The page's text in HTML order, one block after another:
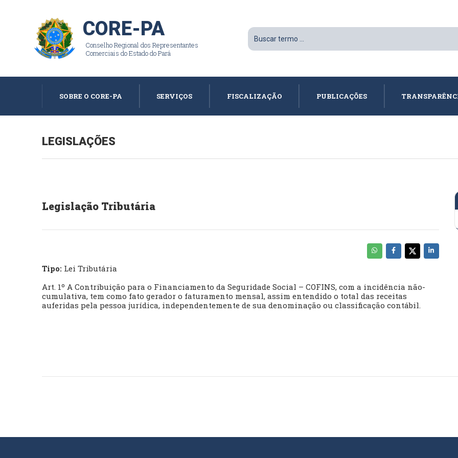
CORE-PA
Conselho Regional dos Representantes
Comerciais do Estado do Pará
SOBRE O CORE-PA SERVIÇOS FISCALIZAÇÃO PUBLICAÇÕES
LEGISLAÇÕES
Legislação Tributária
Tipo: Lei Tributária
Art. 1º A Contribuição para o Financiamento da Seguridade Social – COFINS, com a incidência não-
cumulativa, tem como fato gerador o faturamento mensal, assim entendido o total das receitas
auferidas pela pessoa jurídica, independentemente de sua denominação ou classificação contábil.